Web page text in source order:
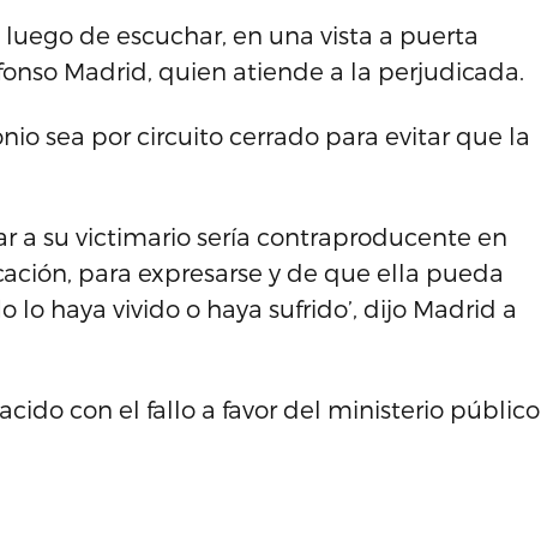
de escuchar, en una vista a puerta
Madrid, quien atiende a la perjudicada.
sea por circuito cerrado para evitar que la
a su victimario sería contraproducente en
para expresarse y de que ella pueda
haya vivido o haya sufrido’, dijo Madrid a
con el fallo a favor del ministerio público